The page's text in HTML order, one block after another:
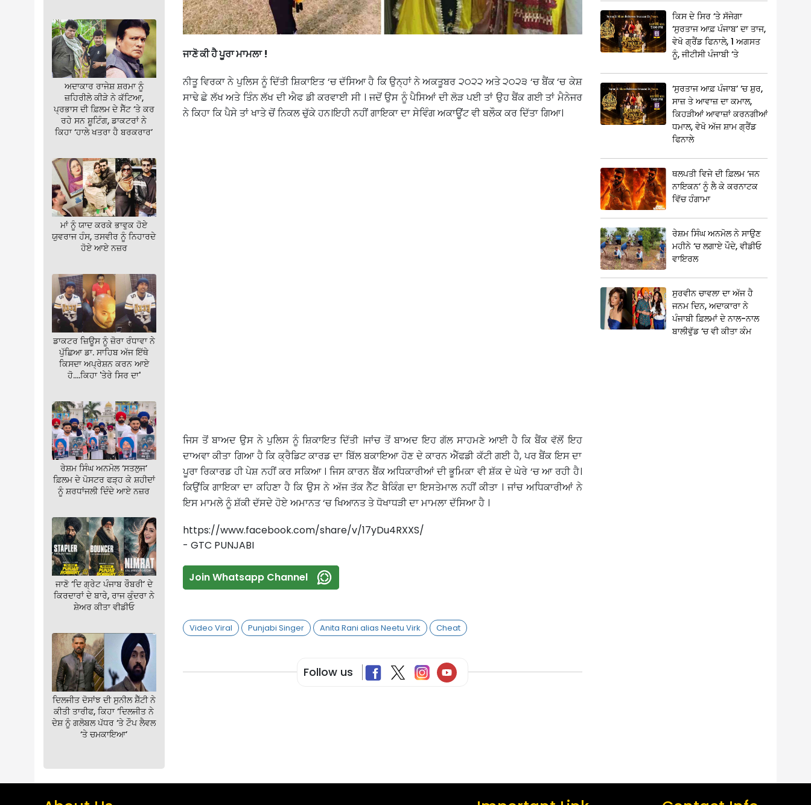
ਅਦਾਕਾਰ ਰਾਜੇਸ਼ ਸ਼ਰਮਾ ਨੂੰ
ਜ਼ਹਿਰੀਲੇ ਕੀੜੇ ਨੇ ਕੱਟਿਆ,
ਪ੍ਰਭਾਸ ਦੀ ਫ਼ਿਲਮ ਦੇ ਸੈੱਟ ‘ਤੇ ਕਰ
ਰਹੇ ਸਨ ਸ਼ੂਟਿੰਗ, ਡਾਕਟਰਾਂ ਨੇ
ਕਿਹਾ ‘ਹਾਲੇ ਖਤਰਾ ਹੈ ਬਰਕਰਾਰ’
ਮਾਂ ਨੂੰ ਯਾਦ ਕਰਕੇ ਭਾਵੁਕ ਹੋਏ
ਯੁਵਰਾਜ ਹੰਸ, ਤਸਵੀਰ ਨੂੰ ਨਿਹਾਰਦੇ
ਹੋਏ ਆਏ ਨਜ਼ਰ
ਡਾਕਟਰ ਜ਼ਿਊਸ ਨੂੰ ਜ਼ੋਰਾ ਰੰਧਾਵਾ ਨੇ
ਪੁੱਛਿਆ ਡਾ. ਸਾਹਿਬ ਅੱਜ ਇੱਥੇ
ਕਿਸਦਾ ਅਪ੍ਰੇਸ਼ਨ ਕਰਨ ਆਏ
ਹੋ….ਕਿਹਾ 'ਤੇਰੇ ਸਿਰ ਦਾ'
ਰੇਸ਼ਮ ਸਿੰਘ ਅਨਮੋਲ ‘ਸਤਲੁਜ’
ਫ਼ਿਲਮ ਦੇ ਪੋਸਟਰ ਫੜ੍ਹ ਕੇ ਸ਼ਹੀਦਾਂ
ਨੂੰ ਸ਼ਰਧਾਂਜਲੀ ਦਿੰਦੇ ਆਏ ਨਜ਼ਰ
ਜਾਣੋ ‘ਦਿ ਗ੍ਰੇਟ ਪੰਜਾਬ ਰੌਬਰੀ’ ਦੇ
ਕਿਰਦਾਰਾਂ ਦੇ ਬਾਰੇ, ਰਾਜ ਕੁੰਦਰਾ ਨੇ
ਸ਼ੇਅਰ ਕੀਤਾ ਵੀਡੀਓ
ਦਿਲਜੀਤ ਦੋਸਾਂਝ ਦੀ ਸੁਨੀਲ ਸ਼ੈੱਟੀ ਨੇ
ਕੀਤੀ ਤਾਰੀਫ, ਕਿਹਾ ‘ਦਿਲਜੀਤ ਨੇ
ਦੇਸ਼ ਨੂੰ ਗਲੋਬਲ ਪੱਧਰ ‘ਤੇ ਟੌਪ ਲੈਵਲ
‘ਤੇ ਚਮਕਾਇਆ’
ਜਾਣੋ ਕੀ ਹੈ ਪੂਰਾ ਮਾਮਲਾ !
ਨੀਤੂ ਵਿਰਕਾ ਨੇ ਪੁਲਿਸ ਨੂੰ ਦਿੱਤੀ ਸ਼ਿਕਾਇਤ ‘ਚ ਦੱਸਿਆ ਹੈ ਕਿ ਉਨ੍ਹਾਂ ਨੇ ਅਕਤੂਬਰ ੨੦੨੨ ਅਤੇ ੨੦੨੩ ‘ਚ ਬੈਂਕ ‘ਚ ਕੇਸ਼
ਸਾਢੇ ਛੇ ਲੱਖ ਅਤੇ ਤਿੰਨ ਲੱਖ ਦੀ ਐਫ ਡੀ ਕਰਵਾਈ ਸੀ । ਜਦੋਂ ਉਸ ਨੂੰ ਪੈਸਿਆਂ ਦੀ ਲੋੜ ਪਈ ਤਾਂ ਉਹ ਬੈਂਕ ਗਈ ਤਾਂ ਮੈਨੇਜਰ
ਨੇ ਕਿਹਾ ਕਿ ਪੈਸੇ ਤਾਂ ਖਾਤੇ ਚੋਂ ਨਿਕਲ ਚੁੱਕੇ ਹਨ।ਇਹੀ ਨਹੀਂ ਗਾਇਕਾ ਦਾ ਸੇਵਿੰਗ ਅਕਾਊਂਟ ਵੀ ਬਲੌਕ ਕਰ ਦਿੱਤਾ ਗਿਆ।
ਜਿਸ ਤੋਂ ਬਾਅਦ ਉਸ ਨੇ ਪੁਲਿਸ ਨੂੰ ਸ਼ਿਕਾਇਤ ਦਿੱਤੀ ।ਜਾਂਚ ਤੋਂ ਬਾਅਦ ਇਹ ਗੱਲ ਸਾਹਮਣੇ ਆਈ ਹੈ ਕਿ ਬੈਂਕ ਵੱਲੋਂ ਇਹ
ਦਾਅਵਾ ਕੀਤਾ ਗਿਆ ਹੈ ਕਿ ਕ੍ਰੈਡਿਟ ਕਾਰਡ ਦਾ ਬਿੱਲ ਬਕਾਇਆ ਹੋਣ ਦੇ ਕਾਰਨ ਐੱਫਡੀ ਕੱਟੀ ਗਈ ਹੈ, ਪਰ ਬੈਂਕ ਇਸ ਦਾ
ਪੂਰਾ ਰਿਕਾਰਡ ਹੀ ਪੇਸ਼ ਨਹੀਂ ਕਰ ਸਕਿਆ । ਜਿਸ ਕਾਰਨ ਬੈਂਕ ਅਧਿਕਾਰੀਆਂ ਦੀ ਭੂਮਿਕਾ ਵੀ ਸ਼ੱਕ ਦੇ ਘੇਰੇ ‘ਚ ਆ ਰਹੀ ਹੈ।
ਕਿਉਂਕਿ ਗਾਇਕਾ ਦਾ ਕਹਿਣਾ ਹੈ ਕਿ ਉਸ ਨੇ ਅੱਜ ਤੱਕ ਨੈੱਟ ਬੈਕਿੰਗ ਦਾ ਇਸਤੇਮਾਲ ਨਹੀਂ ਕੀਤਾ । ਜਾਂਚ ਅਧਿਕਾਰੀਆਂ ਨੇ
ਇਸ ਮਾਮਲੇ ਨੂੰ ਸ਼ੱਕੀ ਦੱਸਦੇ ਹੋਏ ਅਮਾਨਤ ‘ਚ ਖਿਆਨਤ ਤੇ ਧੋਖਾਧੜੀ ਦਾ ਮਾਮਲਾ ਦੱਸਿਆ ਹੈ ।
https://www.facebook.com/share/v/17yDu4RXXS/
- GTC PUNJABI
Join Whatsapp Channel
Video Viral Punjabi Singer Anita Rani alias Neetu Virk Cheat
Follow us
ਕਿਸ ਦੇ ਸਿਰ ‘ਤੇ ਸੱਜੇਗਾ
‘ਸੁਰਤਾਜ ਆਫ਼ ਪੰਜਾਬ’ ਦਾ ਤਾਜ,
ਵੇਖੋ ਗ੍ਰੈਂਡ ਫਿਨਾਲੇ, 1 ਅਗਸਤ
ਨੂੰ, ਜੀਟੀਸੀ ਪੰਜਾਬੀ ‘ਤੇ
‘ਸੁਰਤਾਜ ਆਫ਼ ਪੰਜਾਬ’ ‘ਚ ਸ਼ੁਰ,
ਸਾਜ਼ ਤੇ ਆਵਾਜ਼ ਦਾ ਕਮਾਲ,
ਕਿਹੜੀਆਂ ਆਵਾਜ਼ਾਂ ਕਰਨਗੀਆਂ
ਧਮਾਲ, ਵੇਖੋ ਅੱਜ ਸ਼ਾਮ ਗ੍ਰੈਂਡ
ਫਿਨਾਲੇ
ਥਲਪਤੀ ਵਿਜੇ ਦੀ ਫ਼ਿਲਮ ‘ਜਨ
ਨਾਇਕਨ’ ਨੂੰ ਲੈ ਕੇ ਕਰਨਾਟਕ
ਵਿੱਚ ਹੰਗਾਮਾ
ਰੇਸ਼ਮ ਸਿੰਘ ਅਨਮੋਲ ਨੇ ਸਾਉਣ
ਮਹੀਨੇ ‘ਚ ਲਗਾਏ ਪੌਦੇ, ਵੀਡੀਓ
ਵਾਇਰਲ
ਸੁਰਵੀਨ ਚਾਵਲਾ ਦਾ ਅੱਜ ਹੈ
ਜਨਮ ਦਿਨ, ਅਦਾਕਾਰਾ ਨੇ
ਪੰਜਾਬੀ ਫ਼ਿਲਮਾਂ ਦੇ ਨਾਲ-ਨਾਲ
ਬਾਲੀਵੁੱਡ ‘ਚ ਵੀ ਕੀਤਾ ਕੰਮ